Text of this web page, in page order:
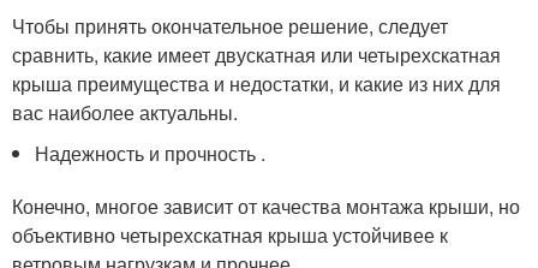
Чтобы принять окончательное решение, следует
сравнить, какие имеет двускатная или четырехскатная
крыша преимущества и недостатки, и какие из них для
вас наиболее актуальны.
Надежность и прочность .
Конечно, многое зависит от качества монтажа крыши, но
объективно четырехскатная крыша устойчивее к